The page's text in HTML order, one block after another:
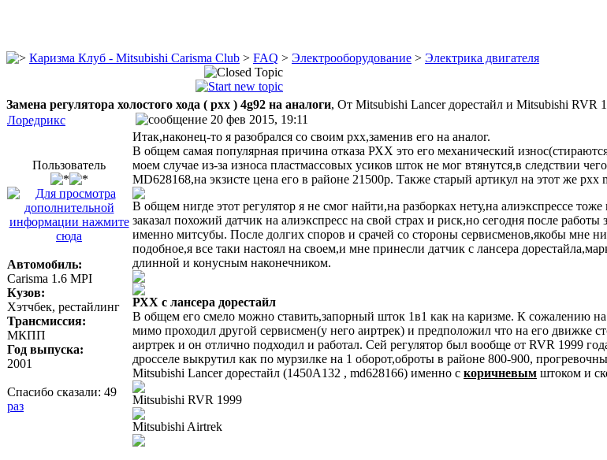
Каризма Клуб - Mitsubishi Carisma Club > FAQ > Электрооборудование > Электрика двигателя
Замена регулятора холостого хода ( рхх ) 4g92 на аналоги, От Mitsubishi Lancer дорестайл и Mitsubishi RVR
Лоредрикс
20 фев 2015, 19:11
Пользователь
Автомобиль:
Carisma 1.6 MPI
Кузов:
Хэтчбек, рестайлинг
Трансмиссия:
МКПП
Год выпуска:
2001
Спасибо сказали: 49
раз
Итак,наконец-то я разобрался со своим рхх,заменив его на аналог.
В общем самая популярная причина отказа РХХ это его механический
моем случае из-за износа пластмассовых усиков шток не мог втянутся,в следствии
MD628168,на экзисте цена его в районе 21500р. Также старый артикул на этот же
В общем нигде этот регулятор я не смог найти,на разборках нету,на алиэкспрессе
заказал похожий датчик на алиэкспресс на свой страх и риск,но сегодня после
именно митсубы. После долгих споров и срачей со стороны сервисменов,якобы мне
подобное,я все таки настоял на своем,и мне принесли датчик с лансера
длинной и конусным наконечником.
РХХ с лансера дорестайл
В общем его смело можно ставить,запорный шток 1в1 как на каризме. К сожалению
мимо проходил другой сервисмен(у него аиртрек) и предположил что на его движке
аиртрек и он отлично подходил и работал. Сей регулятор был вообще от RVR 1999
дросселе выкрутил как по мурзилке на 1 оборот,оброты в районе 800-900,
Mitsubishi Lancer дорестайл (1450A132 , md628166) именно с коричневым штоком и
Mitsubishi RVR 1999
Mitsubishi Airtrek